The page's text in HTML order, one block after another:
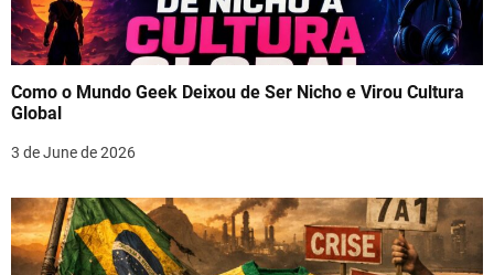
Como o Mundo Geek Deixou de Ser Nicho e Virou Cultura
Global
3 de June de 2026